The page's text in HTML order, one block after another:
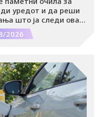
уредот и да реши
што ја следи оваа
е заштитата на
2026